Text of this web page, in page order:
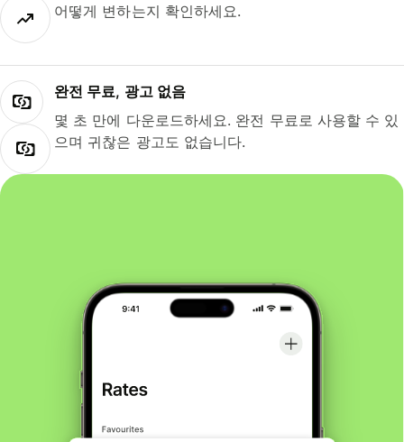
어떻게 변하는지 확인하세요.
완전 무료, 광고 없음
몇 초 만에 다운로드하세요. 완전 무료로 사용할 수 있
으며 귀찮은 광고도 없습니다.